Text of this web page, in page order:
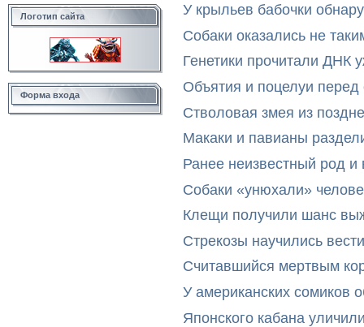
Логотип сайта
Форма входа
У крыльев бабочки
Собаки оказались не
Генетики прочитали ДНК
Объятия и поцелуи
Стволовая змея из
Макаки и павианы
Ранее неизвестный род и
Собаки «унюхали»
Клещи получили шанс
Стрекозы научились
Считавшийся мертвым
У американских сомиков
Японского кабана